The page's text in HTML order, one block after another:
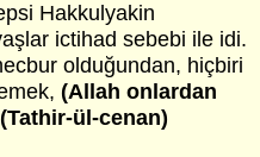
Hakkulyakin
ictihad sebebi ile idi.
olduğundan, hiçbiri
(Allah onlardan
(Tathir-ül-cenan)